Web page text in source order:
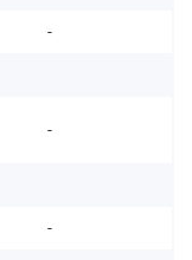
-
-
-